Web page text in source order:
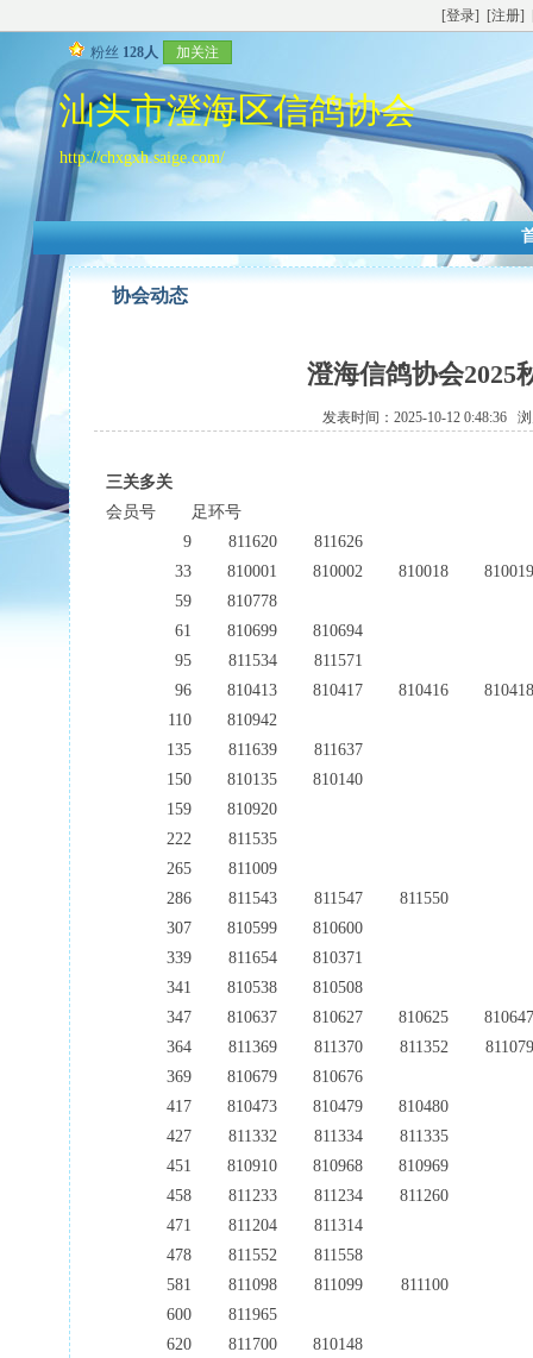
[登录] [注册]
粉丝 128人 加关注
汕头市澄海区信鸽协会
http://chxgxh.saige.com/
协会动态
澄海信鸽协会2025
发表时间：2025-10-12 0:48:36
三关多关
会员号
足环号
9
811620
811626
33
810001 810002 810018
810019
59
810778
61
810699
810694
95
811534
811571
96
810413 810417 810416
810418
110
810942
135
811639
811637
150
810135
810140
159
810920
222
811535
265
811009
286
811543 811547
811550
307
810599
810600
339
811654
810371
341
810538
810508
347
810637 810627 810625
810647
364
811369 811370 811352
811079
369
810679
810676
417
810473 810479
810480
427
811332 811334
811335
451
810910 810968
810969
458
811233 811234
811260
471
811204
811314
478
811552
811558
581
811098 811099
811100
600
811965
620
811700
810148